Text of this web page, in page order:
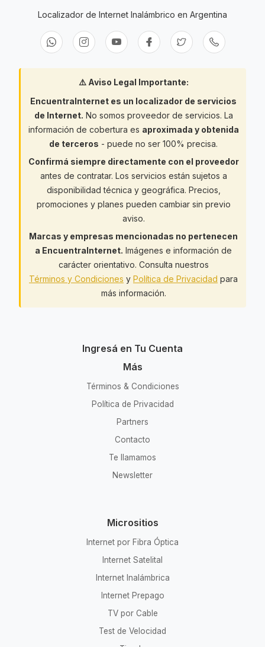
Localizador de Internet Inalámbrico en Argentina
⚠️ Aviso Legal Importante:
EncuentraInternet es un localizador de servicios
de Internet. No somos proveedor de servicios. La
información de cobertura es aproximada y obtenida
de terceros - puede no ser 100% precisa.
Confirmá siempre directamente con el proveedor
antes de contratar. Los servicios están sujetos a
disponibilidad técnica y geográfica. Precios,
promociones y planes pueden cambiar sin previo
aviso.
Marcas y empresas mencionadas no pertenecen
a EncuentraInternet. Imágenes e información de
carácter orientativo. Consulta nuestros
Términos y Condiciones y Política de Privacidad para
más información.
Ingresá en Tu Cuenta
Más
Términos & Condiciones
Política de Privacidad
Partners
Contacto
Te llamamos
Newsletter
Micrositios
Internet por Fibra Óptica
Internet Satelital
Internet Inalámbrica
Internet Prepago
TV por Cable
Test de Velocidad